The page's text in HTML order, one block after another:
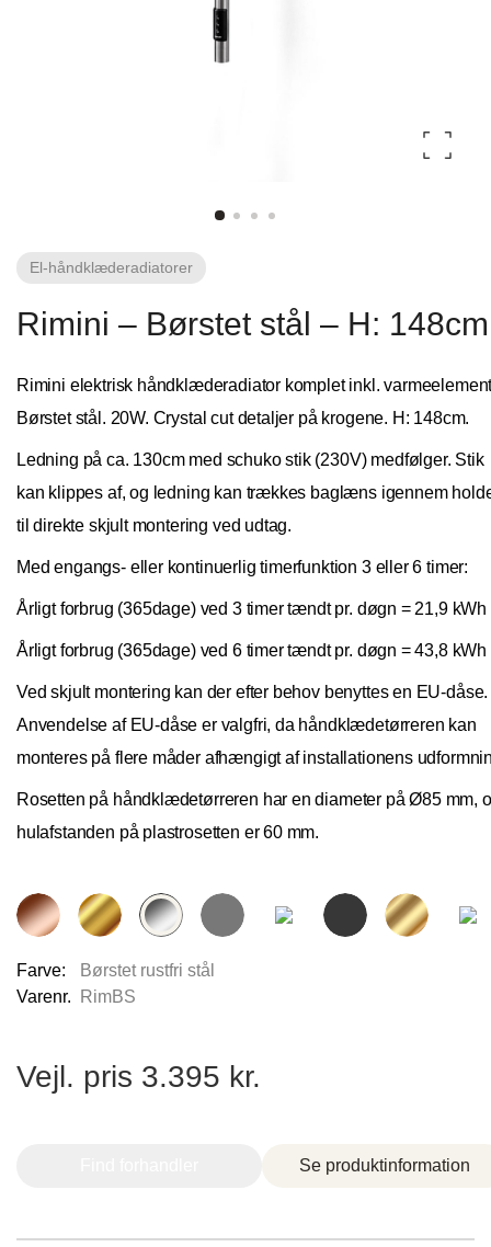
El-håndklæde­radiatorer
Rimini – Børstet stål – H: 148cm
Rimini elektrisk håndklæderadiator komplet inkl.
Børstet stål. 20W. Crystal cut detaljer på krogene. H: 148cm.
Ledning på ca. 130cm med schuko stik (230V) medfølger. Stik
kan klippes af, og ledning kan trækkes baglæns igennem
til direkte skjult montering ved udtag.
Med engangs- eller kontinuerlig timerfunktion 3 eller 6 timer:
Årligt forbrug (365dage) ved 3 timer tændt pr. døgn = 21,9 kWh
Årligt forbrug (365dage) ved 6 timer tændt pr. døgn = 43,8 kWh
Ved skjult montering kan der efter behov benyttes en EU-dåse.
Anvendelse af EU-dåse er valgfri, da håndklædetørreren kan
monteres på flere måder afhængigt af installationens
Rosetten på håndklædetørreren har en diameter på Ø85 mm,
hulafstanden på plastrosetten er 60 mm.
Farve:
Børstet rustfri stål
Varenr.
RimBS
Vejl. pris 3.395 kr.
Se produktinformation
Nettoline Ribe
Øster Vedsted Vej 6, 6760 Ribe,
Nettoline Holstebro
Gartnerivej 2, 7500 Holstebro,
Tvis Køkkener – Køge
Brogade 7F, 4600 Køge,